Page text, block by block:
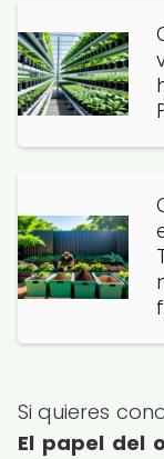
Si quieres
El papel del